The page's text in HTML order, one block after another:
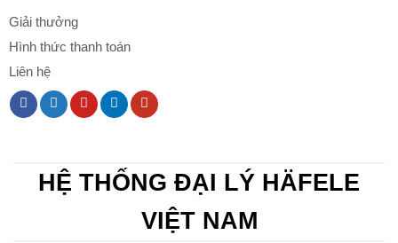
Giải thưởng
Hình thức thanh toán
Liên hệ
HỆ THỐNG ĐẠI LÝ HÄFELE
VIỆT NAM